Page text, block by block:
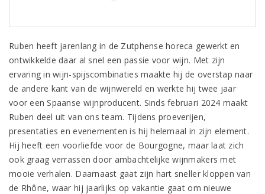
Ruben heeft jarenlang in de Zutphense horeca gewerkt en
ontwikkelde daar al snel een passie voor wijn. Met zijn
ervaring in wijn-spijscombinaties maakte hij de overstap naar
de andere kant van de wijnwereld en werkte hij twee jaar
voor een Spaanse wijnproducent. Sinds februari 2024 maakt
Ruben deel uit van ons team. Tijdens proeverijen,
presentaties en evenementen is hij helemaal in zijn element.
Hij heeft een voorliefde voor de Bourgogne, maar laat zich
ook graag verrassen door ambachtelijke wijnmakers met
mooie verhalen. Daarnaast gaat zijn hart sneller kloppen van
de Rhône, waar hij jaarlijks op vakantie gaat om nieuwe